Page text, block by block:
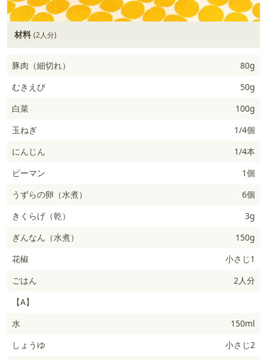
材料 (2人分)
豚肉（細切れ）
80g
むきえび
50g
白菜
100g
玉ねぎ
1/4個
にんじん
1/4本
ピーマン
1個
うずらの卵（水煮）
6個
きくらげ（乾）
3g
ぎんなん（水煮）
150g
花椒
小さじ1
ごはん
2人分
【A】
水
150ml
しょうゆ
小さじ2